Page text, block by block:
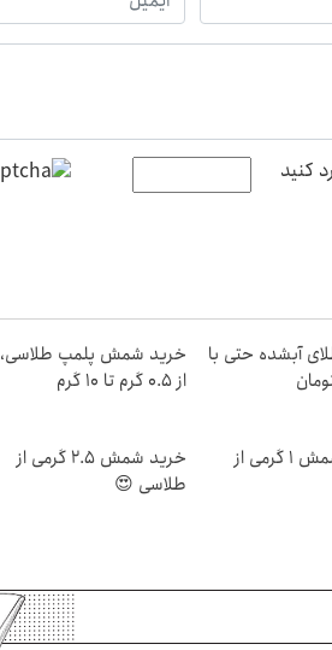
کنید
آبشده حتی با
خرید شمش پلمپ طلاسی،
از ۰.۵ گرم تا ۱۰ گرم
خرید شمش 1 گرمی از
خرید شمش 2.5 گرمی از
طلاسی 😍